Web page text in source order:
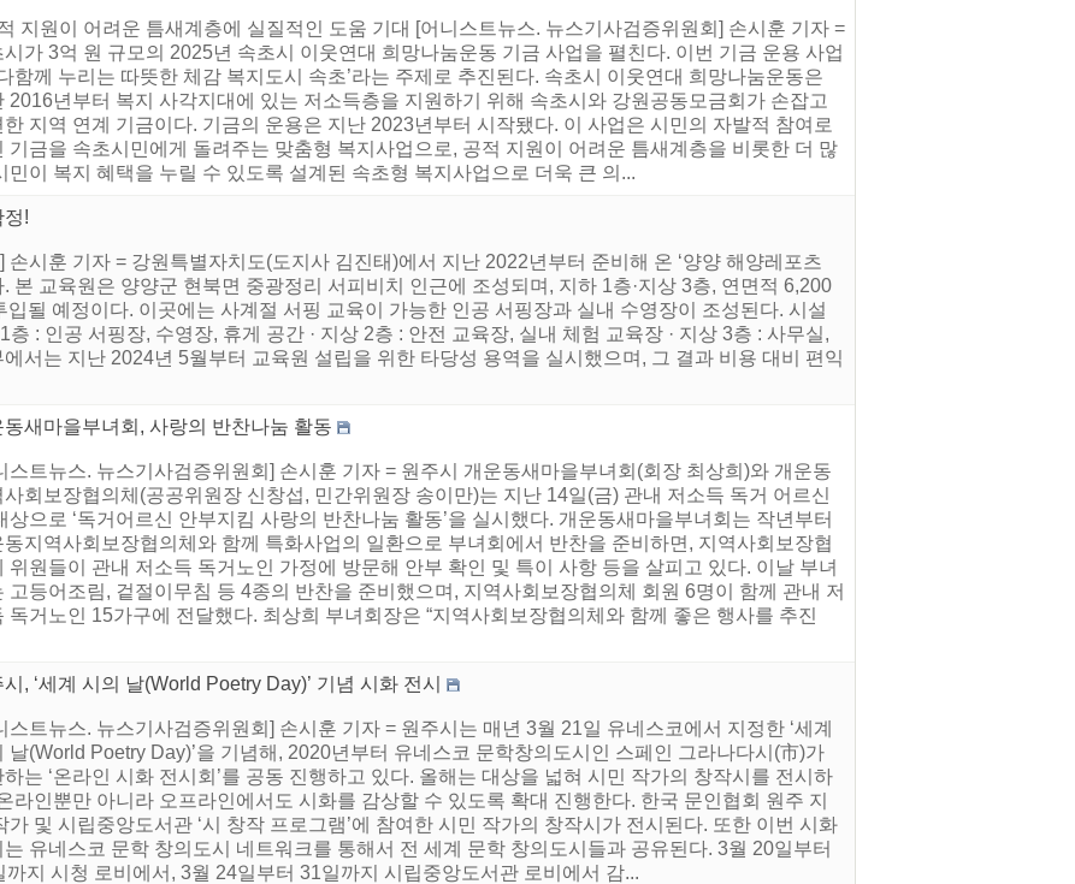
지원이 어려운 틈새계층에 실질적인 도움 기대 [어니스트뉴스. 뉴스기사검증위원회] 손시훈 기자 =
시가 3억 원 규모의 2025년 속초시 이웃연대 희망나눔운동 기금 사업을 펼친다. 이번 기금 운용 사업
함께 누리는 따뜻한 체감 복지도시 속초’라는 주제로 추진된다. 속초시 이웃연대 희망나눔운동은
2016년부터 복지 사각지대에 있는 저소득층을 지원하기 위해 속초시와 강원공동모금회가 손잡고
한 지역 연계 기금이다. 기금의 운용은 지난 2023년부터 시작됐다. 이 사업은 시민의 자발적 참여로
기금을 속초시민에게 돌려주는 맞춤형 복지사업으로, 공적 지원이 어려운 틈새계층을 비롯한 더 많
민이 복지 혜택을 누릴 수 있도록 설계된 속초형 복지사업으로 더욱 큰 의...
!
시훈 기자 = 강원특별자치도(도지사 김진태)에서 지난 2022년부터 준비해 온 ‘양양 해양레포츠
본 교육원은 양양군 현북면 중광정리 서피비치 인근에 조성되며, 지하 1층·지상 3층, 연면적 6,200
될 예정이다. 이곳에는 사계절 서핑 교육이 가능한 인공 서핑장과 실내 수영장이 조성된다. 시설
층 : 인공 서핑장, 수영장, 휴게 공간 · 지상 2층 : 안전 교육장, 실내 체험 교육장 · 지상 3층 : 사무실,
서는 지난 2024년 5월부터 교육원 설립을 위한 타당성 용역을 실시했으며, 그 결과 비용 대비 편익
동새마을부녀회, 사랑의 반찬나눔 활동
스트뉴스. 뉴스기사검증위원회] 손시훈 기자 = 원주시 개운동새마을부녀회(회장 최상희)와 개운동
사회보장협의체(공공위원장 신창섭, 민간위원장 송이만)는 지난 14일(금) 관내 저소득 독거 어르신
상으로 ‘독거어르신 안부지킴 사랑의 반찬나눔 활동’을 실시했다. 개운동새마을부녀회는 작년부터
동지역사회보장협의체와 함께 특화사업의 일환으로 부녀회에서 반찬을 준비하면, 지역사회보장협
위원들이 관내 저소득 독거노인 가정에 방문해 안부 확인 및 특이 사항 등을 살피고 있다. 이날 부녀
고등어조림, 겉절이무침 등 4종의 반찬을 준비했으며, 지역사회보장협의체 회원 6명이 함께 관내 저
독거노인 15가구에 전달했다. 최상희 부녀회장은 “지역사회보장협의체와 함께 좋은 행사를 추진
시, ‘세계 시의 날(World Poetry Day)’ 기념 시화 전시
스트뉴스. 뉴스기사검증위원회] 손시훈 기자 = 원주시는 매년 3월 21일 유네스코에서 지정한 ‘세계
날(World Poetry Day)’을 기념해, 2020년부터 유네스코 문학창의도시인 스페인 그라나다시(市)가
하는 ‘온라인 시화 전시회’를 공동 진행하고 있다. 올해는 대상을 넓혀 시민 작가의 창작시를 전시하
라인뿐만 아니라 오프라인에서도 시화를 감상할 수 있도록 확대 진행한다. 한국 문인협회 원주 지
가 및 시립중앙도서관 ‘시 창작 프로그램’에 참여한 시민 작가의 창작시가 전시된다. 또한 이번 시화
는 유네스코 문학 창의도시 네트워크를 통해서 전 세계 문학 창의도시들과 공유된다. 3월 20일부터
까지 시청 로비에서, 3월 24일부터 31일까지 시립중앙도서관 로비에서 감...